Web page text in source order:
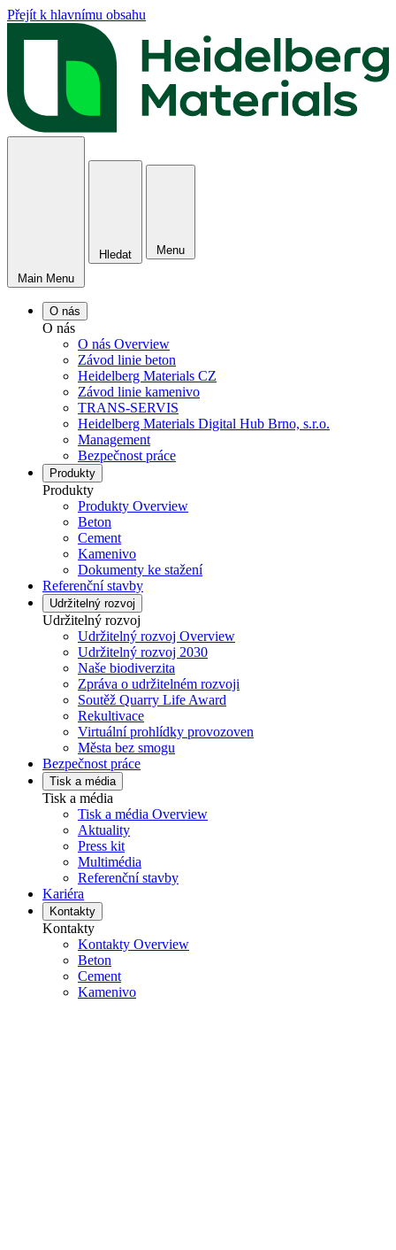
Přejít k hlavnímu obsahu
Main Menu
Hledat Menu
O nás
O nás
O nás Overview
Závod linie beton
Heidelberg Materials CZ
Závod linie kamenivo
TRANS-SERVIS
Heidelberg Materials Digital Hub Brno, s.r.o.
Management
Bezpečnost práce
Produkty
Produkty
Produkty Overview
Beton
Cement
Kamenivo
Dokumenty ke stažení
Referenční stavby
Udržitelný rozvoj
Udržitelný rozvoj
Udržitelný rozvoj Overview
Udržitelný rozvoj 2030
Naše biodiverzita
Zpráva o udržitelném rozvoji
Soutěž Quarry Life Award
Rekultivace
Virtuální prohlídky provozoven
Města bez smogu
Bezpečnost práce
Tisk a média
Tisk a média
Tisk a média Overview
Aktuality
Press kit
Multimédia
Referenční stavby
Kariéra
Kontakty
Kontakty
Kontakty Overview
Beton
Cement
Kamenivo